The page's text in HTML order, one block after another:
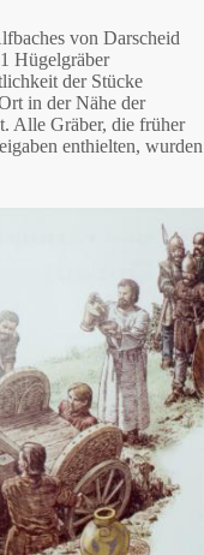
von Darscheid
Hügelgräber
der Stücke
in der Nähe der
Alle Gräber, die früher
enthielten, wurden